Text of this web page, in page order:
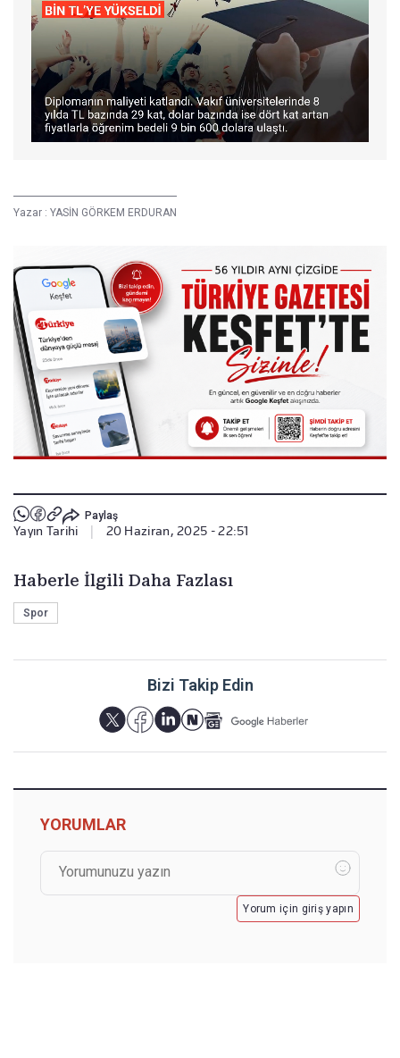
Yazar : YASİN GÖRKEM ERDURAN
Paylaş
Yayın Tarihi 20 Haziran, 2025 - 22:51
Haberle İlgili Daha Fazlası
Spor
Bizi Takip Edin
YORUMLAR
Yorum için giriş yapın